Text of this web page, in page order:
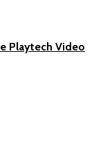
Playtech Video